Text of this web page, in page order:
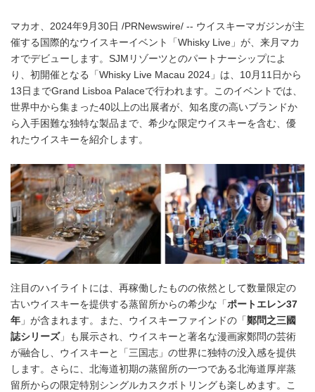
マカオ、2024年9月30日 /PRNewswire/ -- ウイスキーマガジンが主
催する国際的なウイスキーイベント「Whisky Live」が、来月マカ
オでデビューします。SJMリゾーツとのパートナーシップによ
り、初開催となる「Whisky Live Macau 2024」は、10月11日から
13日までGrand Lisboa Palaceで行われます。このイベントでは、
世界中から集まった40以上の出展者が、知名度の高いブランドか
ら入手困難な独特な製品まで、希少な限定ウイスキーを含む、優
れたウイスキーを紹介します。
注目のハイライトには、再稼働したものの依然として数量限定の
古いウイスキーを提供する蒸留所からの希少な「 ポートエレン37
年 」が含まれます。また、ウイスキーファインドの「 鄭問之三國
誌シリーズ」も展示され、ウイスキーと著名な漫画家鄭問の芸術
が融合し、ウイスキーと「三国志」の世界に独特の没入感を提供
します。さらに、北海道初期の蒸留所の一つである北海道厚岸蒸
留所からの限定特別シングルカスクボトリングも楽しめます。こ